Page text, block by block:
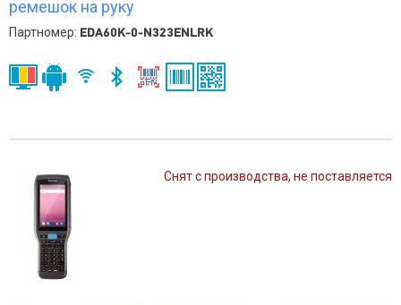
ремешок на руку
Партномер: EDA60K-0-N323ENLRK
Снят с производства, не поставляется